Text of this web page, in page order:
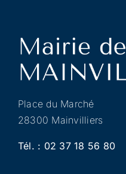
Place du Marché
28300 Mainvilliers
Tél. : 02 37 18 56 80